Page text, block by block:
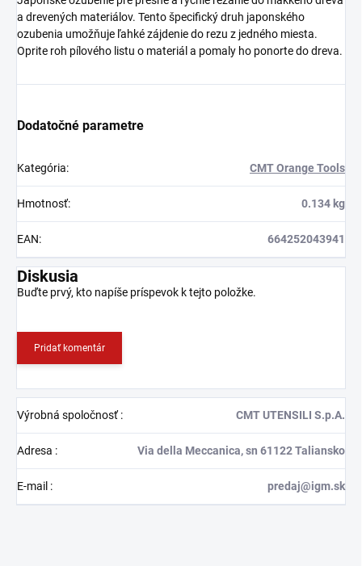
a drevených materiálov. Tento špecifický druh japonského
ozubenia umožňuje ľahké zájdenie do rezu z jedného miesta.
Oprite roh pílového listu o materiál a pomaly ho ponorte do dreva.
Dodatočné parametre
Kategória: CMT Orange Tools
Hmotnosť: 0.134 kg
EAN: 664252043941
Diskusia
Buďte prvý, kto napíše príspevok k tejto položke.
Pridať komentár
Výrobná spoločnosť: CMT UTENSILI S.p.A.
Adresa : Via della Meccanica, sn 61122 Taliansko
E-mail : predaj@igm.sk